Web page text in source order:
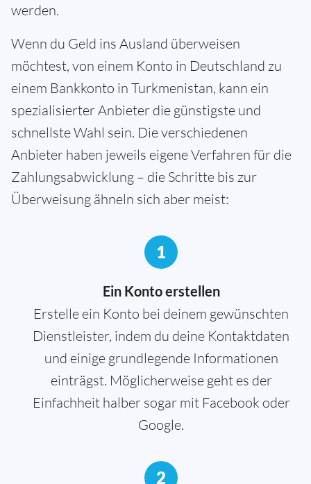
werden.
Wenn du Geld ins Ausland überweisen
möchtest, von einem Konto in Deutschland zu
einem Bankkonto in Turkmenistan, kann ein
spezialisierter Anbieter die günstigste und
schnellste Wahl sein. Die verschiedenen
Anbieter haben jeweils eigene Verfahren für die
Zahlungsabwicklung – die Schritte bis zur
Überweisung ähneln sich aber meist:
1
Ein Konto erstellen
Erstelle ein Konto bei deinem gewünschten
Dienstleister, indem du deine Kontaktdaten
und einige grundlegende Informationen
einträgst. Möglicherweise geht es der
Einfachheit halber sogar mit Facebook oder
Google.
2